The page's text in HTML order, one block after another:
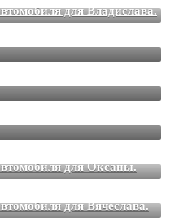
для Владислава.
для Оксаны.
для Вячеслава.